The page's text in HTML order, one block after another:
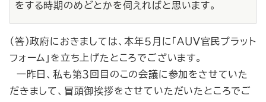
をする時期のめどとかを伺えればと思います。
（答）政府におきましては、本年５月に「ＡＵＶ官民プラット
フォーム」を立ち上げたところでございます。
一昨日、私も第３回目のこの会議に参加をさせていた
だきまして、冒頭御挨拶をさせていただいたところでご